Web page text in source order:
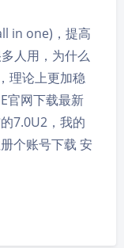
in one)，提高
人用，为什么
理论上更加稳
官网下载最新
7.0U2，我的
个账号下载 安